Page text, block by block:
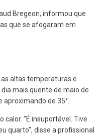
Bregeon, informou que
que se afogaram em
altas temperaturas e
mais quente de maio de
de 35°.
calor. "É insuportável. Tive
quarto", disse a profissional